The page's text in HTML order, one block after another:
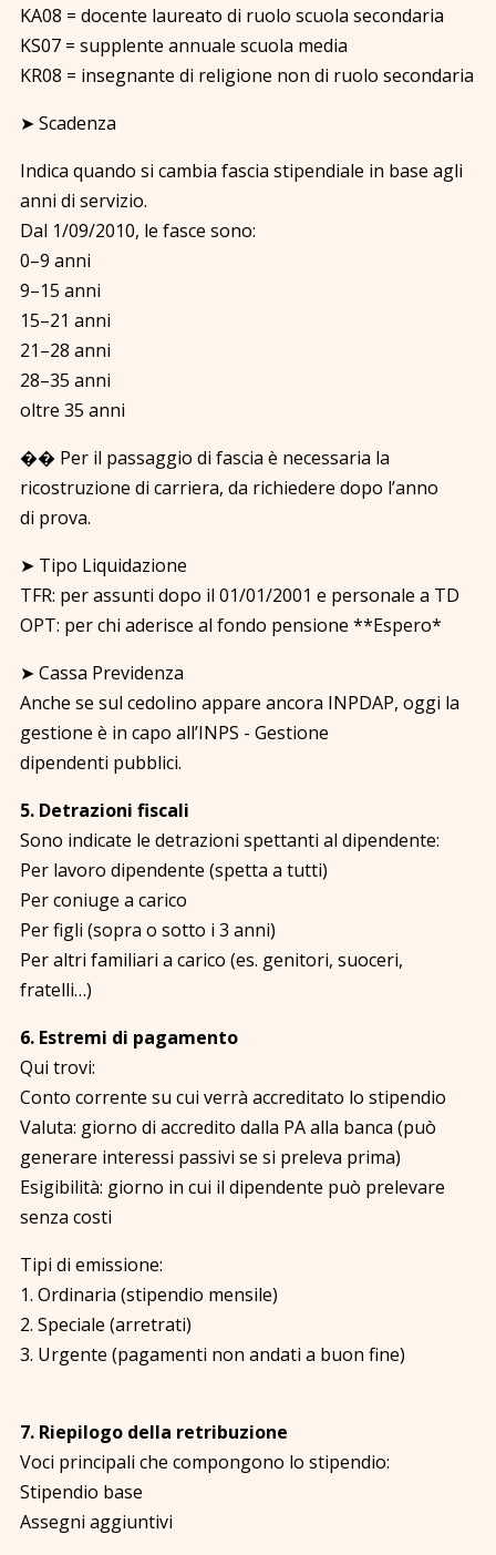
KA08 = docente laureato di ruolo scuola secondaria
KS07 = supplente annuale scuola media
KR08 = insegnante di religione non di ruolo secondaria
➤ Scadenza
Indica quando si cambia fascia stipendiale in base agli
anni di servizio.
Dal 1/09/2010, le fasce sono:
0–9 anni
9–15 anni
15–21 anni
21–28 anni
28–35 anni
oltre 35 anni
�� Per il passaggio di fascia è necessaria la
ricostruzione di carriera, da richiedere dopo l’anno
di prova.
➤ Tipo Liquidazione
TFR: per assunti dopo il 01/01/2001 e personale a TD
OPT: per chi aderisce al fondo pensione **Espero*
➤ Cassa Previdenza
Anche se sul cedolino appare ancora INPDAP, oggi la
gestione è in capo all’INPS - Gestione
dipendenti pubblici.
5. Detrazioni fiscali
Sono indicate le detrazioni spettanti al dipendente:
Per lavoro dipendente (spetta a tutti)
Per coniuge a carico
Per figli (sopra o sotto i 3 anni)
Per altri familiari a carico (es. genitori, suoceri,
fratelli…)
6. Estremi di pagamento
Qui trovi:
Conto corrente su cui verrà accreditato lo stipendio
Valuta: giorno di accredito dalla PA alla banca (può
generare interessi passivi se si preleva prima)
Esigibilità: giorno in cui il dipendente può prelevare
senza costi
Tipi di emissione:
1. Ordinaria (stipendio mensile)
2. Speciale (arretrati)
3. Urgente (pagamenti non andati a buon fine)
7. Riepilogo della retribuzione
Voci principali che compongono lo stipendio:
Stipendio base
Assegni aggiuntivi